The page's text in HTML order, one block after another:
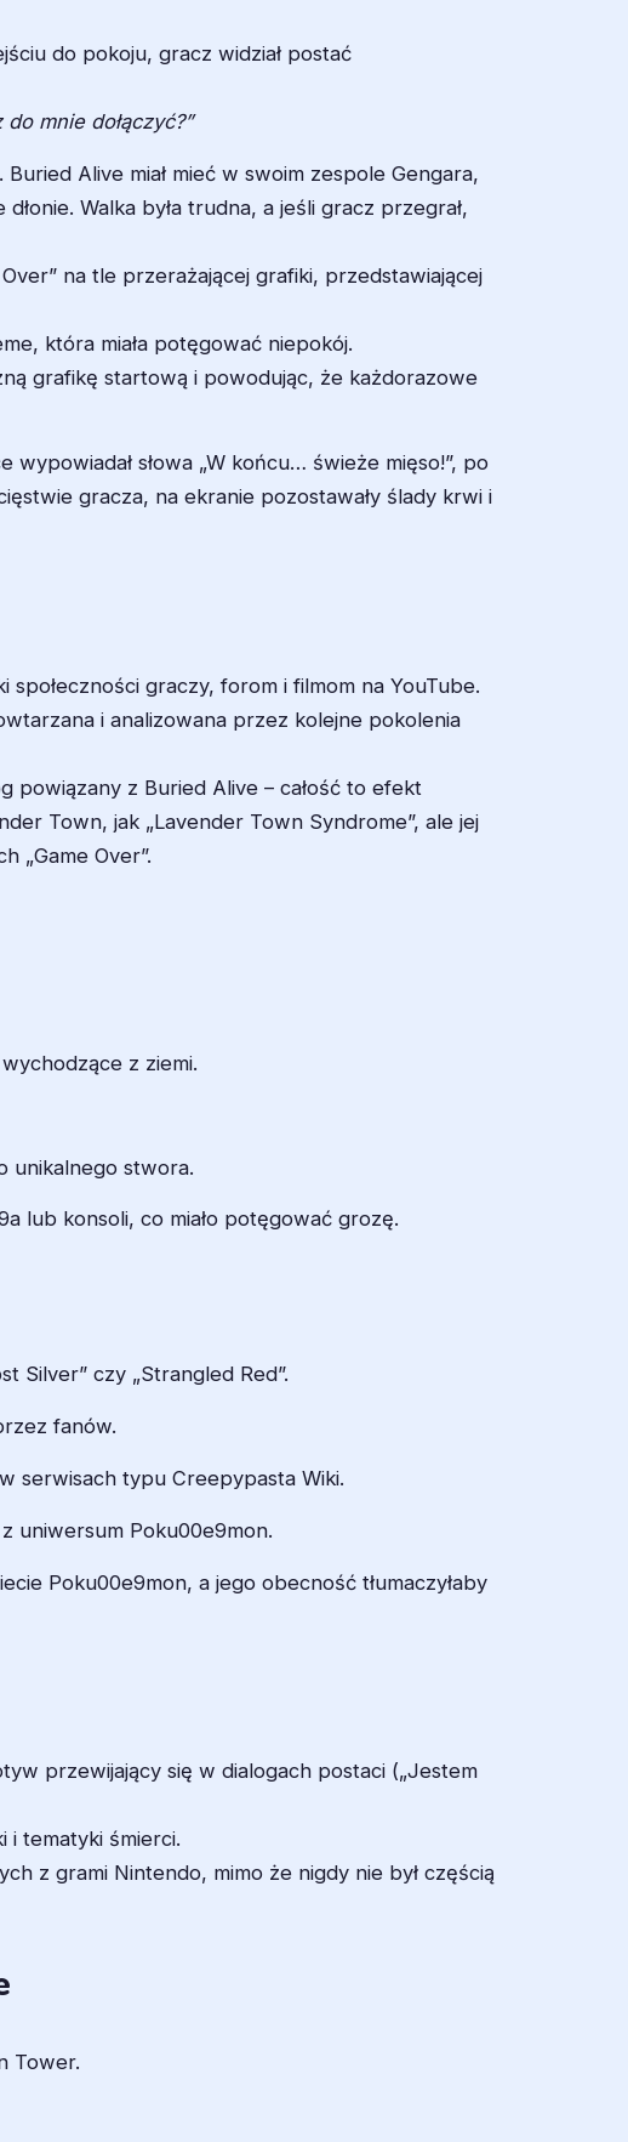
do pokoju, gracz widział postać
mnie dołączyć?”
Alive miał mieć w swoim zespole Gengara,
Walka była trudna, a jeśli gracz przegrał,
na tle przerażającej grafiki, przedstawiającej
która miała potęgować niepokój.
grafikę startową i powodując, że każdorazowe
słowa „W końcu… świeże mięso!”, po
gracza, na ekranie pozostawały ślady krwi i
graczy, forom i filmom na YouTube.
i analizowana przez kolejne pokolenia
powiązany z Buried Alive – całość to efekt
Town, jak „Lavender Town Syndrome”, ale jej
„Game Over”.
z ziemi.
unikalnego stwora.
lub konsoli, co miało potęgować grozę.
Silver” czy „Strangled Red”.
fanów.
serwisach typu Creepypasta Wiki.
uniwersum Poku00e9mon.
Poku00e9mon, a jego obecność tłumaczyłaby
przewijający się w dialogach postaci („Jestem
i tematyki śmierci.
z grami Nintendo, mimo że nigdy nie był częścią
Tower.